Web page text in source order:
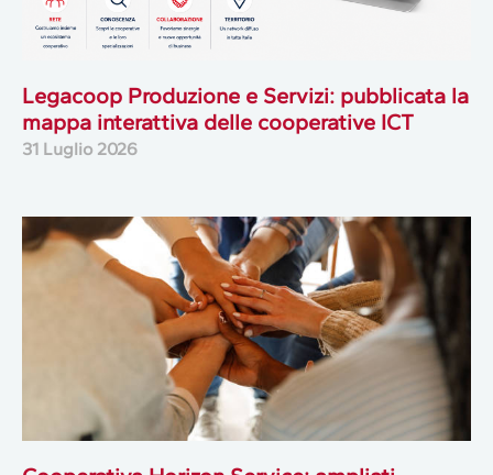
Legacoop Produzione e Servizi: pubblicata la
mappa interattiva delle cooperative ICT
31 Luglio 2026